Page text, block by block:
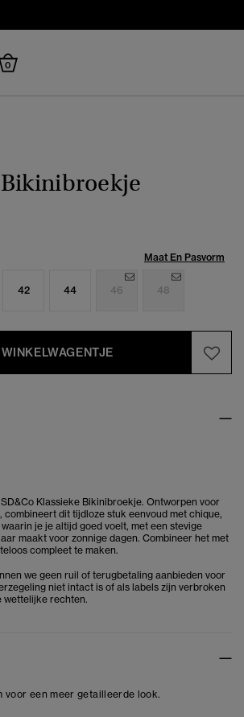
0
Maat En Pasvorm
42 44 46 48
Klassieke Bikinibroekje. Ontworpen voor
dit tijdloze stuk eenvoud met chique,
je je altijd goed voelt, met een stevige
maakt voor zonnige dagen. Combineer het met
compleet te maken.
we geen ruil of terugbetaling aanbieden voor
niet intact is of als labels zijn verbroken
wettelijke rechten.
een meer getailleerde look.